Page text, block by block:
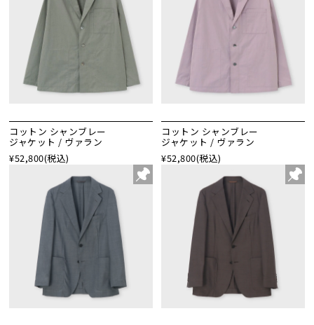
コットン シャンブレー
ジャケット / ヴァラン
¥52,800(税込)
コットン シャンブレー
ジャケット / ヴァラン
¥52,800(税込)